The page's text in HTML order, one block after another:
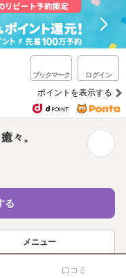
ブックマーク ログイン
ポイントを表示する
々。
る
メニュー
口コミ